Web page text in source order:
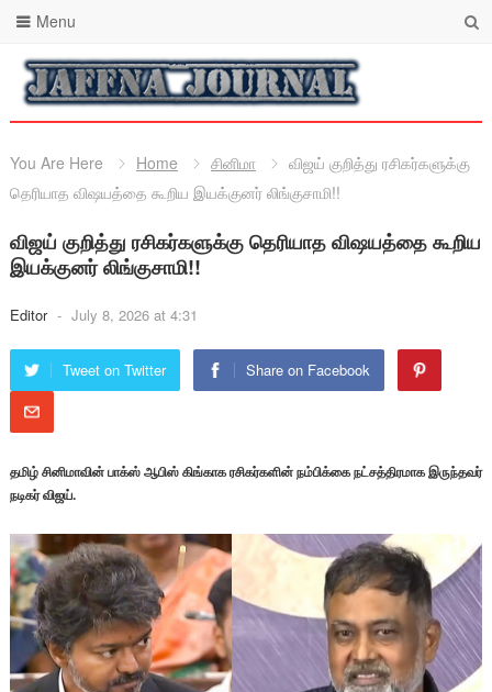
Menu
You Are Here Home சினிமா
விஜய் குறித்து ரசிகர்களுக்கு
தெரியாத விஷயத்தை கூறிய இயக்குனர் லிங்குசாமி!!
விஜய் குறித்து ரசிகர்களுக்கு தெரியாத விஷயத்தை கூறிய
இயக்குனர் லிங்குசாமி!!
Editor - July 8, 2026 at 4:31
Tweet on Twitter Share on Facebook
தமிழ் சினிமாவின் பாக்ஸ் ஆபிஸ் கிங்காக ரசிகர்களின் நம்பிக்கை நட்சத்திரமாக இருந்தவர்
நடிகர் விஜய்.